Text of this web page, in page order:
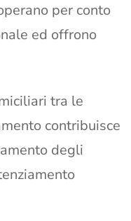
per conto
ed offrono
tra le
contribuisce
degli